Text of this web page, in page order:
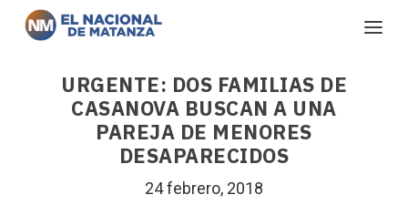
URGENTE: DOS FAMILIAS DE
CASANOVA BUSCAN A UNA
PAREJA DE MENORES
DESAPARECIDOS
24 febrero, 2018